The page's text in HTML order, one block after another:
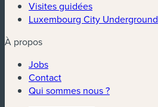
Visites guidées
Luxembourg City Underground
À propos
Jobs
Contact
Qui sommes nous ?